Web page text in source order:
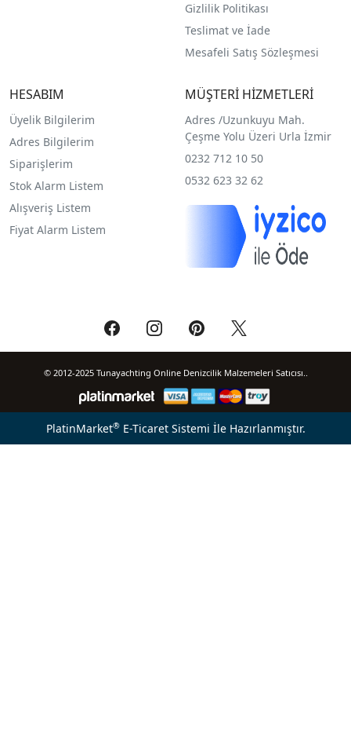
Gizlilik Politikası
Teslimat ve İade
Mesafeli Satış Sözleşmesi
HESABIM
Üyelik Bilgilerim
Adres Bilgilerim
Siparişlerim
Stok Alarm Listem
Alışveriş Listem
Fiyat Alarm Listem
MÜŞTERİ HİZMETLERİ
Adres /Uzunkuyu Mah.
Çeşme Yolu Üzeri Urla İzmir
0232 712 10 50
0532 623 32 62
© 2012-2025 Tunayachting Online Denizcilik Malzemeleri Satıcısı..
PlatinMarket®E-Ticaret Sistemi İle Hazırlanmıştır.